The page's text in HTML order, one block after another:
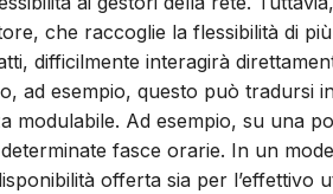
che raccoglie la flessibilità di
difficilmente interagirà
ad esempio, questo può tradursi
modulabile. Ad esempio, su una
fasce orarie. In un
offerta sia per l’effettivo